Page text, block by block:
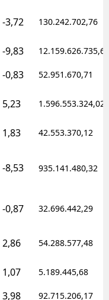
-3,72 130.242.702,76
-9,83 12.159.626.735,62
-0,83 52.951.670,71
5,23 1.596.553.324,02
1,83 42.553.370,12
-8,53 935.141.480,32
-0,87 32.696.442,29
2,86 54.288.577,48
1,07 5.189.445,68
3,98 92.715.206,17